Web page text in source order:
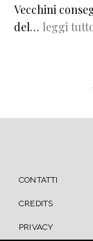
Vecchini
del… leggi
MENU FOOTER
CONTATTI
CREDITS
PRIVACY